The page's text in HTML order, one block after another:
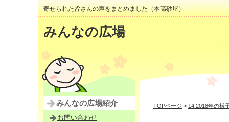
寄せられた皆さんの声をまとめました（本高砂屋）
みんなの広場
TOPページ > 14.2018年の様
みんなの広場紹介
お問い合わせ